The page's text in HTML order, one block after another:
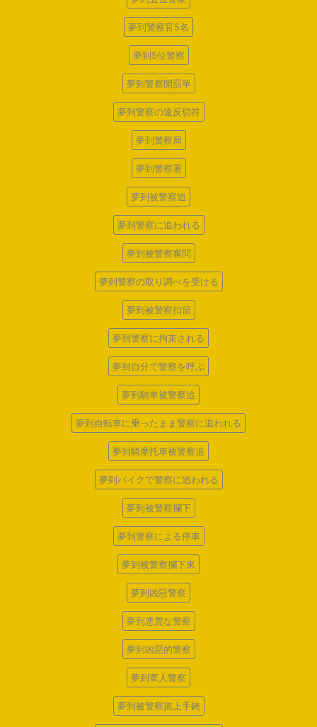
夢到警察官5名
夢到5位警察
夢到警察開罰單
夢到警察の違反切符
夢到警察局
夢到警察署
夢到被警察追
夢到警察に追われる
夢到被警察審問
夢到警察の取り調べを受ける
夢到被警察扣留
夢到警察に拘束される
夢到自分で警察を呼ぶ
夢到騎車被警察追
夢到自転車に乗ったまま警察に追われる
夢到騎摩托車被警察追
夢到バイクで警察に追われる
夢到被警察攔下
夢到警察による停車
夢到被警察攔下來
夢到凶惡警察
夢到悪質な警察
夢到凶惡的警察
夢到軍人警察
夢到被警察抓上手銬